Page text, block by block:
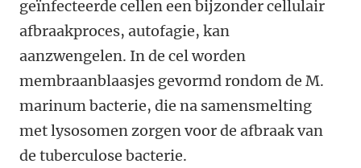
geïnfecteerde cellen een bijzonder cellulair
afbraakproces, autofagie, kan
aanzwengelen. In de cel worden
membraanblaasjes gevormd rondom de M.
marinum bacterie, die na samensmelting
met lysosomen zorgen voor de afbraak van
de tuberculose bacterie.